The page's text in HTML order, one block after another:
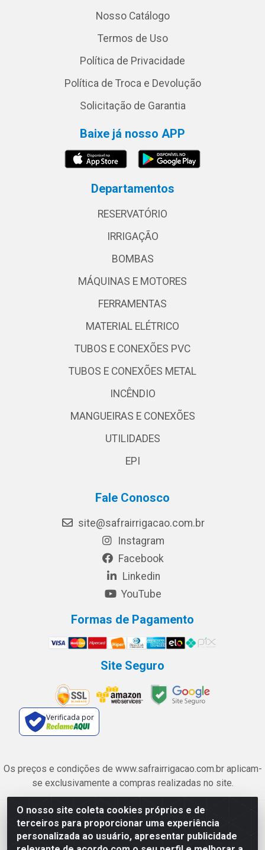
O nosso site coleta cookies próprios e de
terceiros para proporcionar uma experiência
personalizada ao usuário, apresentar publicidade
Nosso Catálogo
Termos de Uso
Política de Privacidade
Política de Troca e Devolução
Solicitação de Garantia
Baixe já nosso APP
Departamentos
RESERVATÓRIO
IRRIGAÇÃO
BOMBAS
MÁQUINAS E MOTORES
FERRAMENTAS
MATERIAL ELÉTRICO
TUBOS E CONEXÕES PVC
TUBOS E CONEXÕES METAL
INCÊNDIO
MANGUEIRAS E CONEXÕES
UTILIDADES
EPI
Fale Conosco
site@safrairrigacao.com.br
Instagram
Facebook
Linkedin
YouTube
Formas de Pagamento
Site Seguro
Verificada por
Os preços e condições de www.safrairrigacao.com.br aplicam-
se exclusivamente a compras realizadas no site.
Safra Agrícola e Pecuária LTDA - Avenida Castelo Branco, 5330 -
Esplanada dos Anicuns, Goiânia/GO - CEP 74.433-205 - CNPJ
06.315.490/0001-00